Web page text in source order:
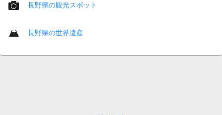
長野県の観光スポット
長野県の世界遺産